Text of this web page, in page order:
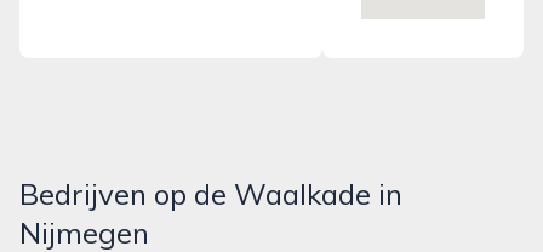
Bedrijven op de Waalkade in
Nijmegen